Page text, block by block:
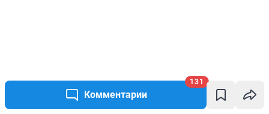
Комментарии
131